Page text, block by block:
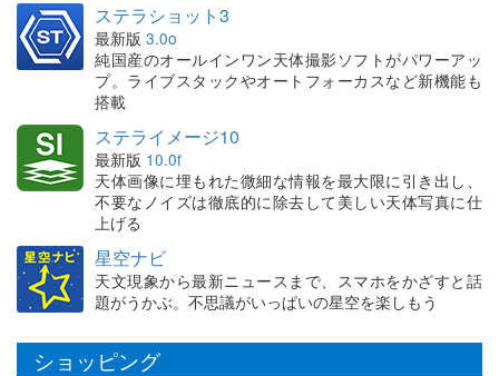
ステラショット3
最新版 3.0o
純国産のオールインワン天体撮影ソフトがパワーアッ
プ。ライブスタックやオートフォーカスなど新機能も
搭載
ステライメージ10
最新版 10.0f
天体画像に埋もれた微細な情報を最大限に引き出し、
不要なノイズは徹底的に除去して美しい天体写真に仕
上げる
星空ナビ
天文現象から最新ニュースまで、スマホをかざすと話
題がうかぶ。不思議がいっぱいの星空を楽しもう
ショッピング